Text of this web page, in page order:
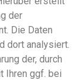
der
Die Daten
dort analysiert.
der, durch
Ihren ggf. bei